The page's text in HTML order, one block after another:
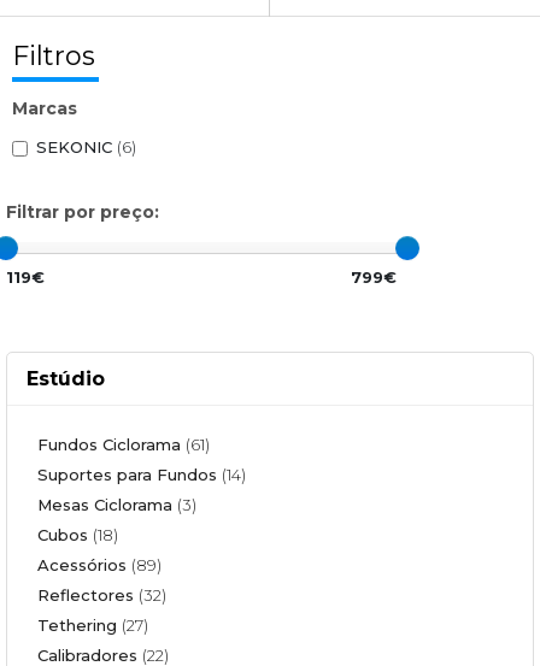
Filtros
Marcas
SEKONIC (6)
Filtrar por preço:
119€ 799€
Estúdio
Fundos Ciclorama (61)
Suportes para Fundos (14)
Mesas Ciclorama (3)
Cubos (18)
Acessórios (89)
Reflectores (32)
Tethering (27)
Calibradores (22)